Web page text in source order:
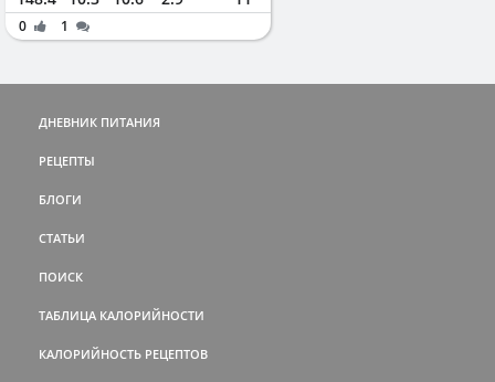
0 1
ДНЕВНИК ПИТАНИЯ
РЕЦЕПТЫ
БЛОГИ
СТАТЬИ
ПОИСК
ТАБЛИЦА КАЛОРИЙНОСТИ
КАЛОРИЙНОСТЬ РЕЦЕПТОВ